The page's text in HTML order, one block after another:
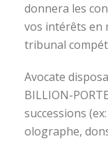
donnera les
vos intérêts en
tribunal
Avocate
BILLION-
successions
olographe,